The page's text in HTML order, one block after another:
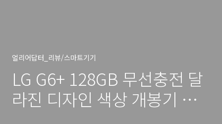
얼리어답터_리뷰/스마트기기
LG G6+ 128GB 무선충전 달
라진 디자인 색상 개봉기 비